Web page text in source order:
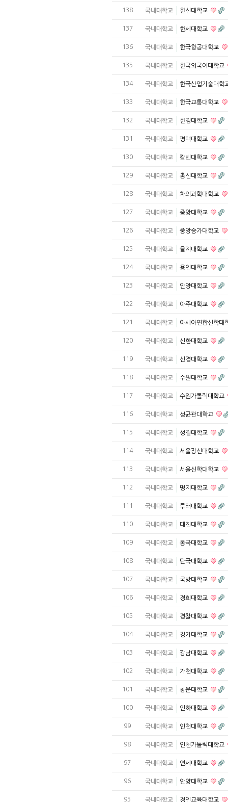
138 국내대학교 한신대학교
137 국내대학교 한세대학교
136 국내대학교 한국항공대학교
135 국내대학교 한국외국어대학교
134 국내대학교 한국산업기술대학
133 국내대학교 한국교통대학교
132 국내대학교 한경대학교
131 국내대학교 평택대학교
130 국내대학교 칼빈대학교
129 국내대학교 총신대학교
128 국내대학교 차의과학대학교
127 국내대학교 중앙대학교
126 국내대학교 중앙승가대학교
125 국내대학교 을지대학교
124 국내대학교 용인대학교
123 국내대학교 안양대학교
122 국내대학교 아주대학교
121 국내대학교 아세아연합신학대
120 국내대학교 신한대학교
119 국내대학교 신경대학교
118 국내대학교 수원대학교
117 국내대학교 수원가톨릭대학교
116 국내대학교 성균관대학교
115 국내대학교 성결대학교
114 국내대학교 서울장신대학교
113 국내대학교 서울신학대학교
112 국내대학교 명지대학교
111 국내대학교 루터대학교
110 국내대학교 대진대학교
109 국내대학교 동국대학교
108 국내대학교 단국대학교
107 국내대학교 국방대학교
106 국내대학교 경희대학교
105 국내대학교 경찰대학교
104 국내대학교 경기대학교
103 국내대학교 강남대학교
102 국내대학교 가천대학교
101 국내대학교 청운대학교
100 국내대학교 인하대학교
99 국내대학교 인천대학교
98 국내대학교 인천가톨릭대학교
97 국내대학교 연세대학교
96 국내대학교 안양대학교
95 국내대학교 경인교육대학교